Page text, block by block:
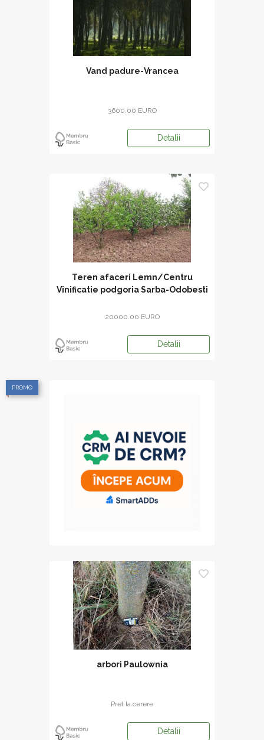
Vand padure-Vrancea
3600.00 EURO
Detalii
Teren afaceri Lemn/Centru
Vinificatie podgoria Sarba-Odobesti
20000.00 EURO
Detalii
PROMO
arbori Paulownia
Pret la cerere
Detalii